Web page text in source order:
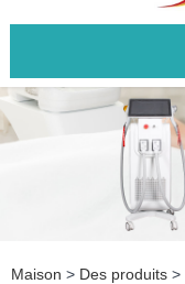
Maison > Des produits >